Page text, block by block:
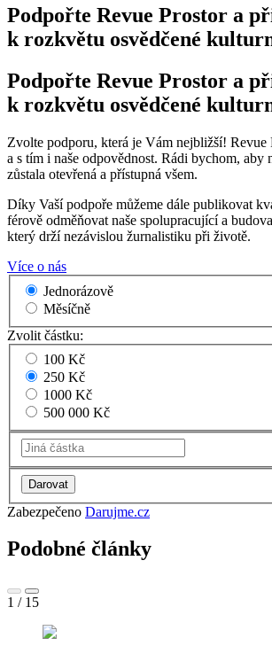
Podpořte Revue Prostor a
k rozkvětu osvědčené
Podpořte Revue Prostor a
k rozkvětu osvědčené
Zvolte podporu, která je Vám nejbližší! Revue
a s tím i naše odpovědnost. Rádi bychom, aby
zůstala otevřená a přístupná všem.
Díky Vaší podpoře můžeme dále publikovat
férově odměňovat naše spolupracující a
který drží nezávislou žurnalistiku při životě.
Více o nás
Jednorázově
Měsíčně
Zvolit částku:
100 Kč
250 Kč
1000 Kč
500 000 Kč
Zabezpečeno Darujme.cz
Podobné články
1 / 15